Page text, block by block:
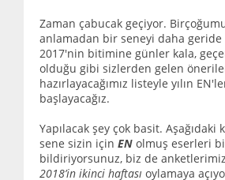
Zaman çabucak geçiyor.
anlamadan bir seneyi daha geride
2017'nin bitimine günler kala,
olduğu gibi sizlerden gelen
hazırlayacağımız listeyle yılın
başlayacağız.
Yapılacak şey çok basit.
sene sizin için EN olmuş eserleri
bildiriyorsunuz, biz de
2018’in ikinci haftası oylamaya